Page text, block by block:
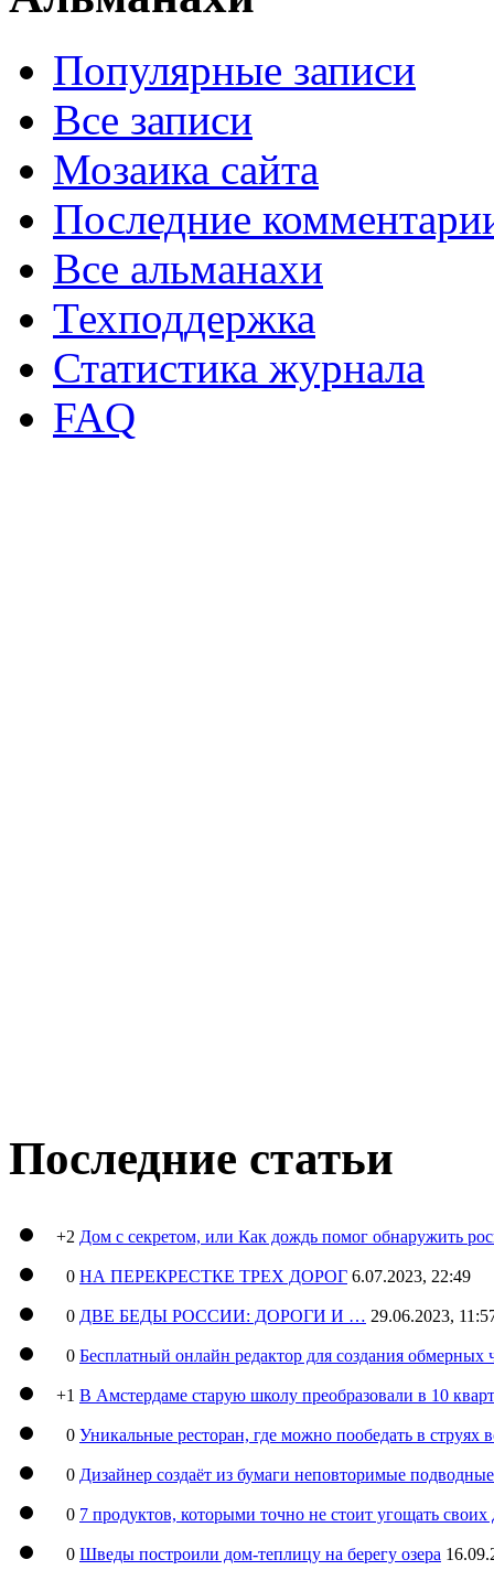
Популярные записи
Все записи
Мозаика сайта
Последние
Все альманахи
Техподдержка
Статистика журнала
FAQ
Последние статьи
+2 Дом с секретом, или Как дождь помог обнаружить
0 НА ПЕРЕКРЕСТКЕ ТРЕХ ДОРОГ 6.07.2023, 22:49
0 ДВЕ БЕДЫ РОССИИ: ДОРОГИ И … 29.06.2023,
0 Бесплатный онлайн редактор для создания обмерных
+1 В Амстердаме старую школу преобразовали в 10
0 Уникальные ресторан, где можно пообедать в струях
0 Дизайнер создаёт из бумаги неповторимые
0 7 продуктов, которыми точно не стоит угощать
0 Шведы построили дом-теплицу на берегу озера